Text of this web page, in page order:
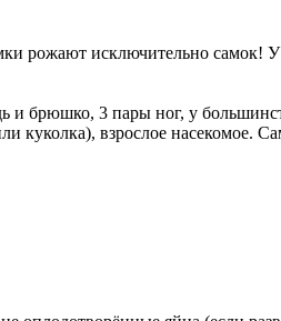
рожают исключительно самок!
и брюшко, 3 пары ног, у
куколка), взрослое насекомое.